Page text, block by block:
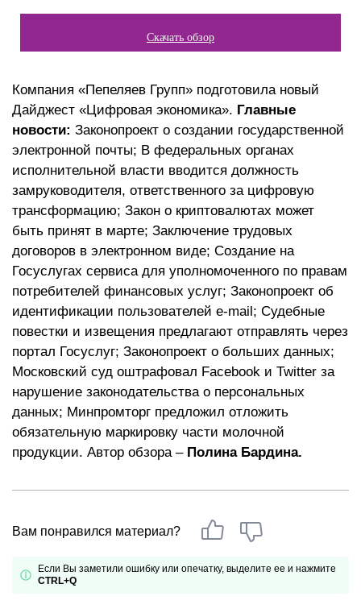
Скачать обзор
Компания «Пепеляев Групп» подготовила новый
Дайджест «Цифровая экономика». Главные
новости: Законопроект о создании государственной
электронной почты; В федеральных органах
исполнительной власти вводится должность
замруководителя, ответственного за цифровую
трансформацию; Закон о криптовалютах может
быть принят в марте; Заключение трудовых
договоров в электронном виде; Создание на
Госуслугах сервиса для уполномоченного по правам
потребителей финансовых услуг; Законопроект об
идентификации пользователей e-mail; Судебные
повестки и извещения предлагают отправлять через
портал Госуслуг; Законопроект о больших данных;
Московский суд оштрафовал Facebook и Twitter за
нарушение законодательства о персональных
данных; Минпромторг предложил отложить
обязательную маркировку части молочной
продукции. Автор обзора – Полина Бардина.
Вам понравился материал?
Если Вы заметили ошибку или опечатку, выделите ее и нажмите
CTRL+Q